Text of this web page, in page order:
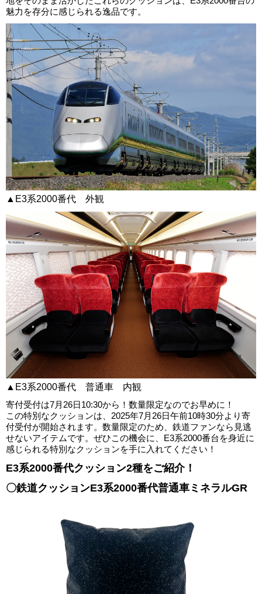
魅力を存分に感じられる逸品です。
▲E3系2000番代 外観
▲E3系2000番代 普通車 内観
寄付受付は7月26日10:30から！数量限定なのでお早めに！
この特別なクッションは、2025年7月26日午前10時30分より寄
付受付が開始されます。数量限定のため、鉄道ファンなら見逃
せないアイテムです。ぜひこの機会に、E3系2000番台を身近に
感じられる特別なクッションを手に入れてください！
E3系2000番代クッション2種をご紹介！
〇鉄道クッションE3系2000番代普通車ミネラルGR